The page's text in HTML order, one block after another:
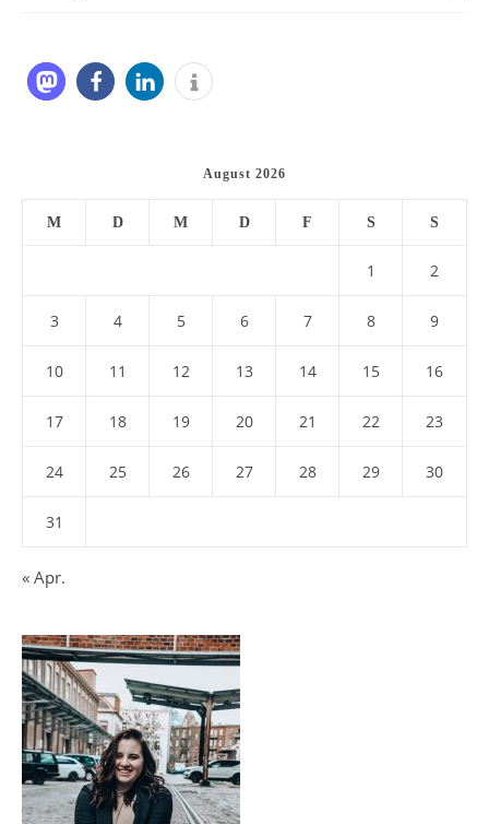
August 2026
M D M D F S S
1 2
3 4 5 6 7 8 9
10 11 12 13 14 15 16
17 18 19 20 21 22 23
24 25 26 27 28 29 30
31
« Apr.